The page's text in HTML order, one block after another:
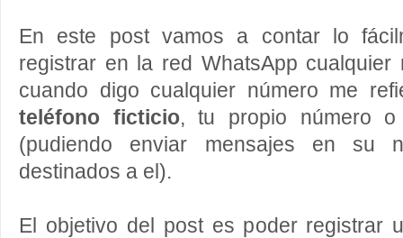
En este post vamos a contar lo
registrar en la red WhatsApp cualquier
cuando digo cualquier número me
teléfono ficticio, tu propio número
(pudiendo enviar mensajes en su
destinados a el).
El objetivo del post es poder registrar